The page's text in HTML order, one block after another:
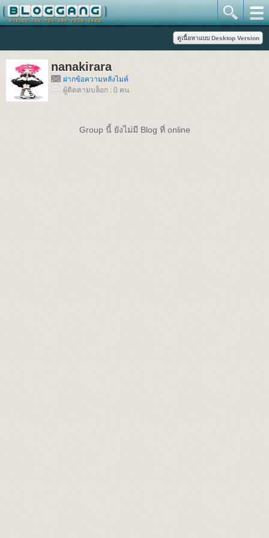
nanakirara
ฝากข้อความหลังไมค์
ผู้ติดตามบล็อก : 0 คน
Group นี้ ยังไม่มี Blog ที่ online